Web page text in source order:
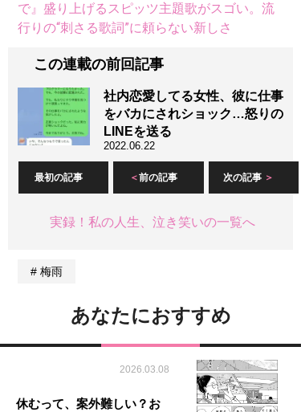
で』盛り上げるスピッツ主題歌がスゴい。流
行りの“刺さる歌詞”に頼らない新しさ
この連載の前回記事
社内恋愛してる女性、彼に仕事
をバカにされショック…怒りの
LINEを送る
2022.06.22
最初の記事 前の記事 次の記事
実録！私の人生、泣き笑いの一覧へ
梅雨
あなたにおすすめ
2026.03.08
休むって、案外難しい？お